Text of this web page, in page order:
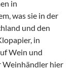
in
was sie in der
und den
in
Wein und
Weinhändler hier